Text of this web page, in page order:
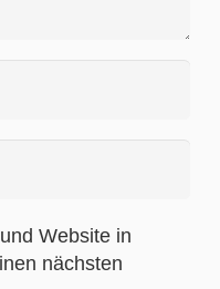
Website in
nächsten